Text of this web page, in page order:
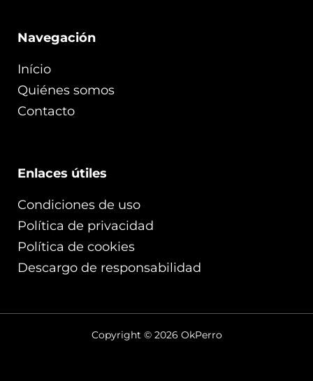
Navegación
Início
Quiénes somos
Contacto
Enlaces útiles
Condiciones de uso
Política de privacidad
Política de cookies
Descargo de responsabilidad
Copyright © 2026 OkPerro